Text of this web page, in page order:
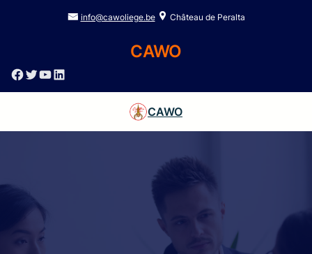
info@cawoliege.be Château de Peralta
CAWO
Facebook Twitter YouTube LinkedIn
CAWO